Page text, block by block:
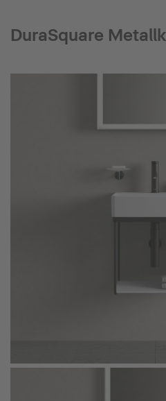
DuraSquare